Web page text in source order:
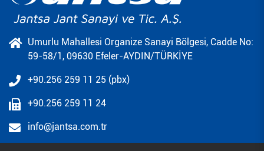
Umurlu Mahallesi Organize Sanayi Bölgesi, Cadde No:
59-58/1, 09630 Efeler-AYDIN/TÜRKİYE
+90.256 259 11 25 (pbx)
+90.256 259 11 24
info@jantsa.com.tr